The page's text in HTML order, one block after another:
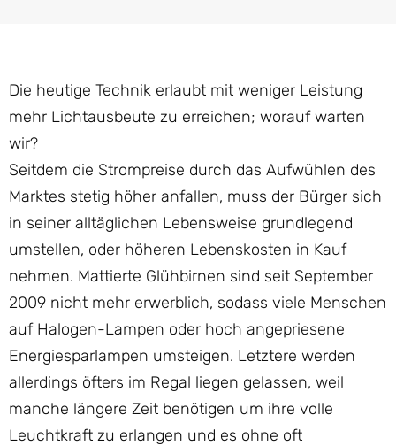
Die heutige Technik erlaubt mit weniger Leistung
mehr Lichtausbeute zu erreichen; worauf warten
wir?
Seitdem die Strompreise durch das Aufwühlen des
Marktes stetig höher anfallen, muss der Bürger sich
in seiner alltäglichen Lebensweise grundlegend
umstellen, oder höheren Lebenskosten in Kauf
nehmen. Mattierte Glühbirnen sind seit September
2009 nicht mehr erwerblich, sodass viele Menschen
auf Halogen-Lampen oder hoch angepriesene
Energiesparlampen umsteigen. Letztere werden
allerdings öfters im Regal liegen gelassen, weil
manche längere Zeit benötigen um ihre volle
Leuchtkraft zu erlangen und es ohne oft